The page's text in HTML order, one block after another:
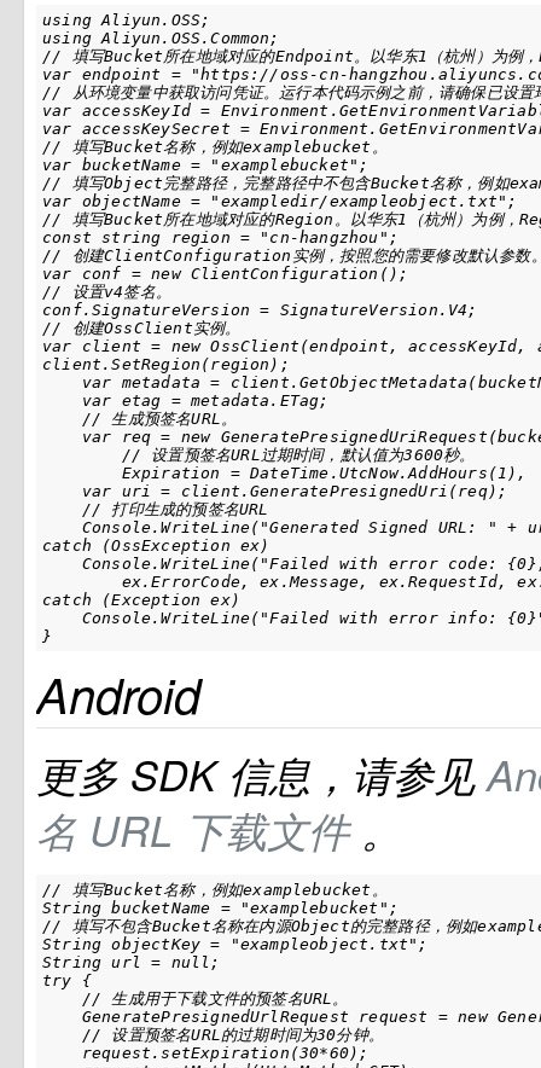
using Aliyun.OSS;
using Aliyun.OSS.Common;
// 填写Bucket所在地域对应的Endpoint。以华东1（杭州）
var endpoint = "https://oss-cn-
// 从环境变量中获取访问凭证。运行本代码示例之前，请确保已设置
var accessKeyId =
var accessKeySecret =
// 填写Bucket名称，例如examplebucket。
var bucketName = "examplebucket";
// 填写Object完整路径，完整路径中不包含Bucket名称，例
var objectName = "exampledir/exampleobject.txt";
// 填写Bucket所在地域对应的Region。以华东1（杭州）为例，
const string region = "cn-hangzhou";
// 创建ClientConfiguration实例，按照您的需要修改默认参数
var conf = new ClientConfiguration();
// 设置v4签名。
conf.SignatureVersion = SignatureVersion.V4;
// 创建OssClient实例。
var client = new OssClient(endpoint, accessKeyId,
client.SetRegion(region);
var metadata =
    var etag = metadata.ETag;
    // 生成预签名URL。
var req = new
        // 设置预签名URL过期时间，默认值为3600秒。
        Expiration = DateTime.UtcNow.AddHours(1),
    var uri = client.GeneratePresignedUri(req);
    // 打印生成的预签名URL
Console.WriteLine("Generated Signed URL: " +
catch (OssException ex)
Console.WriteLine("Failed with error code:
ex.ErrorCode, ex.Message, ex.RequestId,
catch (Exception ex)
Console.WriteLine("Failed with error info:
}
Android
更多 SDK 信息，请参见
名 URL 下载文件 。
// 填写Bucket名称，例如examplebucket。
String bucketName = "examplebucket";
// 填写不包含Bucket名称在内源Object的完整路径，例如
String objectKey = "exampleobject.txt";
String url = null;
try {
    // 生成用于下载文件的预签名URL。
GeneratePresignedUrlRequest request = new
    // 设置预签名URL的过期时间为30分钟。
    request.setExpiration(30*60);